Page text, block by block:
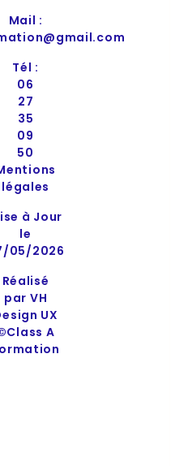
Mail :
Tél :
06
27
35
09
50
légales
à Jour
le
05/2026
Réalisé
par VH
UX
A